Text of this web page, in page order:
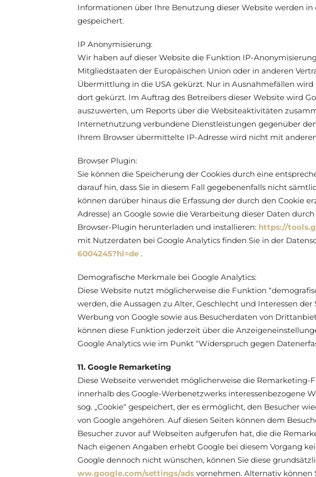
Informationen über Ihre Benutzung dieser Website werden
gespeichert.
IP Anonymisierung:
Wir haben auf dieser Website die Funktion IP-
Mitgliedstaaten der Europäischen Union oder in anderen
Übermittlung in die USA gekürzt. Nur in Ausnahmefällen
dort gekürzt. Im Auftrag des Betreibers dieser Website wird
auszuwerten, um Reports über die Websiteaktivitäten
Internetnutzung verbundene Dienstleistungen gegenüber
Ihrem Browser übermittelte IP-Adresse wird nicht mit
Browser Plugin:
Sie können die Speicherung der Cookies durch eine
darauf hin, dass Sie in diesem Fall gegebenenfalls nicht
können darüber hinaus die Erfassung der durch den Cookie
Adresse) an Google sowie die Verarbeitung dieser Daten
Browser-Plugin herunterladen und installieren: https://
mit Nutzerdaten bei Google Analytics finden Sie in der
6004245?hl=de .
Demografische Merkmale bei Google Analytics:
Diese Website nutzt möglicherweise die Funktion
werden, die Aussagen zu Alter, Geschlecht und Interessen
Werbung von Google sowie aus Besucherdaten von
können diese Funktion jederzeit über die
Google Analytics wie im Punkt “Widerspruch gegen
11. Google Remarketing
Diese Webseite verwendet möglicherweise die
innerhalb des Google-Werbenetzwerks interessenbezogene
sog. „Cookie“ gespeichert, der es ermöglicht, den Besucher
von Google angehören. Auf diesen Seiten können dem
Besucher zuvor auf Webseiten aufgerufen hat, die die
Nach eigenen Angaben erhebt Google bei diesem Vorgang
Google dennoch nicht wünschen, können Sie diese
ww.google.com/settings/ads vornehmen. Alternativ können